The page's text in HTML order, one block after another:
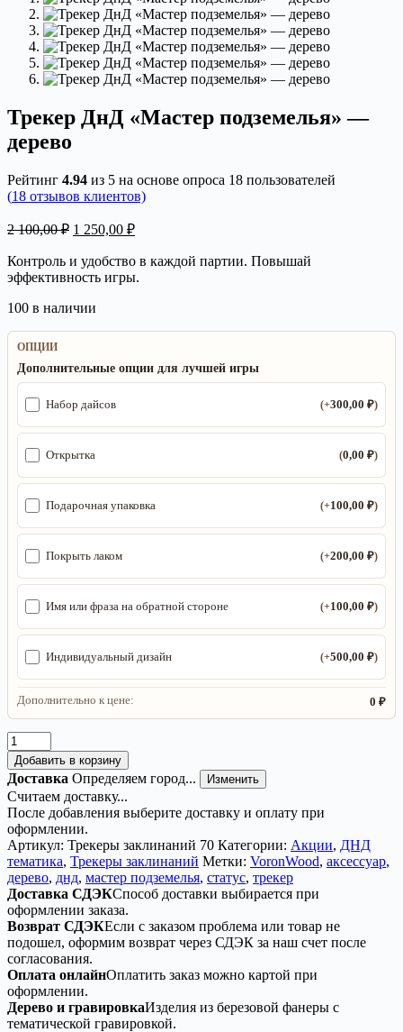
Трекер ДнД «Мастер подземелья» —
дерево
Рейтинг 4.94 из 5 на основе опроса 18 пользователей
(18 отзывов клиентов)
2 100,00₽ Первоначальная
составляла
2
1 250,00 ₽Текущая
1
250,00 ₽.
Контроль и удобство в каждой партии. Повышай
эффективность игры.
100 в наличии
ОПЦИИ
Дополнительные опции для лучшей игры
Набор дайсов (+300,00 ₽)
Открытка (0,00 ₽)
Подарочная упаковка (+100,00 ₽)
Покрыть лаком (+200,00 ₽)
Имя или фраза на обратной стороне (+100,00 ₽)
Индивидуальный дизайн (+500,00 ₽)
Дополнительно к цене: 0 ₽
Количество
товара
Трекер
ДнД
«Мастер
подземелья»
—
дерево
Добавить в корзину
Доставка Определяем город... Изменить
Считаем доставку...
После добавления выберите доставку и оплату при
оформлении.
Артикул: Трекеры заклинаний 70 Категории: Акции, ДНД
тематика, Трекеры заклинаний Метки: VoronWood, аксессуар,
дерево, днд, мастер подземелья, статус, трекер
Доставка СДЭКСпособ доставки выбирается при
оформлении заказа.
Возврат СДЭКЕсли с заказом проблема или товар не
подошел, оформим возврат через СДЭК за наш счет после
согласования.
Оплата онлайнОплатить заказ можно картой при
оформлении.
Дерево и гравировкаИзделия из березовой фанеры с
тематической гравировкой.